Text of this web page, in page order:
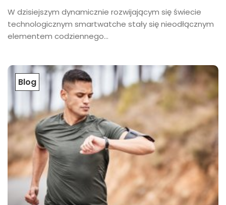
W dzisiejszym dynamicznie rozwijającym się świecie
technologicznym smartwatche stały się nieodłącznym
elementem codziennego...
Blog